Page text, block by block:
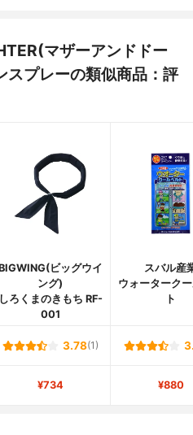
マザーアンドドー
スプレーの類似商品：評
ビッグウイ
ング)
しろくまのきもち RF-
001
スバル産
ウォーターク
ト
3.78(1)
¥734 ¥880